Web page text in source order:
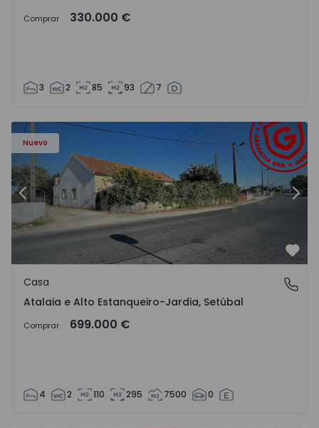
Comprar 330.000 €
3 2 85 93 7
Nuevo
- 20
Casa T2 Montijo, Atalaia e Alto Estanqueiro-Jardia -
Anterior
Atalaia e Alto Estanqueiro-Jardia, Setúbal
Casa
Atalaia e Alto Estanqueiro-Jardia, Setúbal
Comprar 699.000 €
4 2 110 295 7500 0